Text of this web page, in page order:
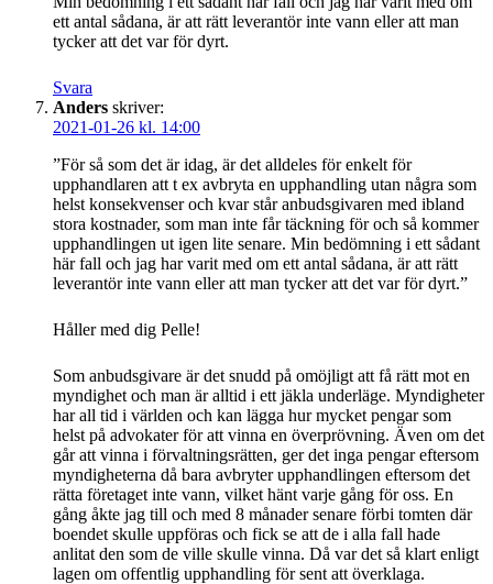
ett antal sådana, är att rätt leverantör inte vann eller att man
tycker att det var för dyrt.
Svara
Anders skriver:
2021-01-26 kl. 14:00
”För så som det är idag, är det alldeles för enkelt för
upphandlaren att t ex avbryta en upphandling utan några som
helst konsekvenser och kvar står anbudsgivaren med ibland
stora kostnader, som man inte får täckning för och så kommer
upphandlingen ut igen lite senare. Min bedömning i ett sådant
här fall och jag har varit med om ett antal sådana, är att rätt
leverantör inte vann eller att man tycker att det var för dyrt.”
Håller med dig Pelle!
Som anbudsgivare är det snudd på omöjligt att få rätt mot en
myndighet och man är alltid i ett jäkla underläge. Myndigheter
har all tid i världen och kan lägga hur mycket pengar som
helst på advokater för att vinna en överprövning. Även om det
går att vinna i förvaltningsrätten, ger det inga pengar eftersom
myndigheterna då bara avbryter upphandlingen eftersom det
rätta företaget inte vann, vilket hänt varje gång för oss. En
gång åkte jag till och med 8 månader senare förbi tomten där
boendet skulle uppföras och fick se att de i alla fall hade
anlitat den som de ville skulle vinna. Då var det så klart enligt
lagen om offentlig upphandling för sent att överklaga.